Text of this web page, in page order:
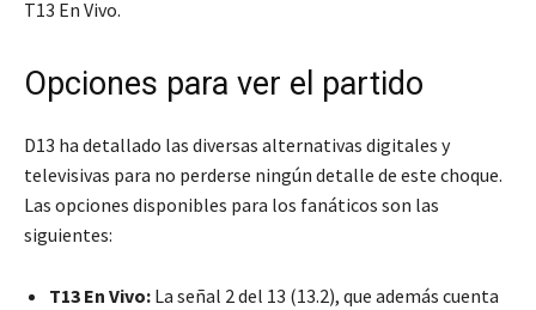
T13 En Vivo.
Opciones para ver el partido
D13 ha detallado las diversas alternativas digitales y
televisivas para no perderse ningún detalle de este choque.
Las opciones disponibles para los fanáticos son las
siguientes:
T13 En Vivo: La señal 2 del 13 (13.2), que además cuenta